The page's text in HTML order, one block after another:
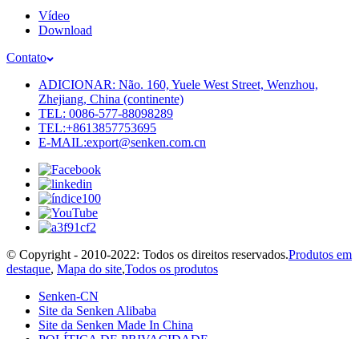
Vídeo
Download
Contato
ADICIONAR: Não. 160, Yuele West Street, Wenzhou,
Zhejiang, China (continente)
TEL: 0086-577-88098289
TEL:+8613857753695
E-MAIL:export@senken.com.cn
© Copyright - 2010-2022: Todos os direitos reservados.Produtos em
destaque, Mapa do site,Todos os produtos
Senken-CN
Site da Senken Alibaba
Site da Senken Made In China